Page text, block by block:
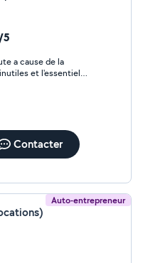
5
a cause de la
et l'essentiel
Contacter
Auto-entrepreneur